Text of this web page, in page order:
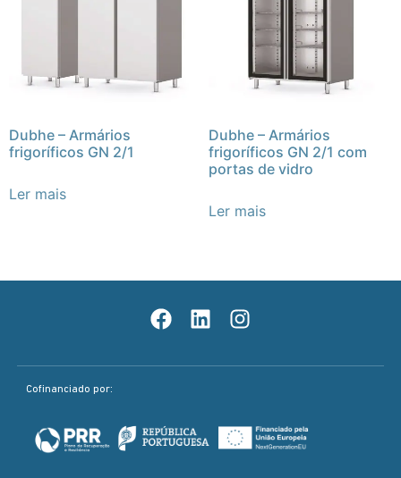
Dubhe – Armários
frigoríficos GN 2/1
Ler mais
Dubhe – Armários
frigoríficos GN 2/1 com
portas de vidro
Ler mais
Cofinanciado por: